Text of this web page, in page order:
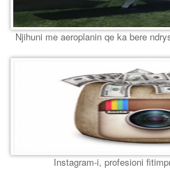
Njihuni me aeroplanin qe ka bere
Instagram-i, profesioni